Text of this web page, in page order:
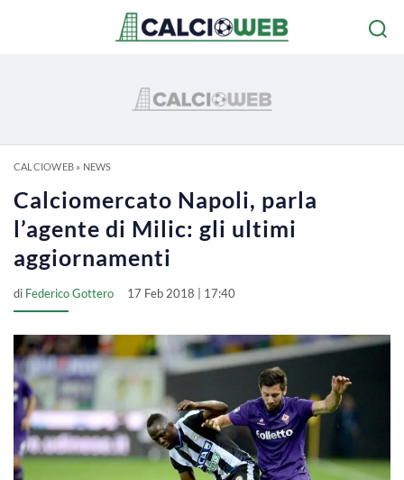
CALCIOWEB» NEWS
Calciomercato Napoli, parla
l’agente di Milic: gli ultimi
aggiornamenti
di Federico Gottero 17 Feb 2018 | 17:40